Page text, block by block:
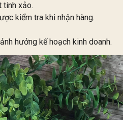
tinh xảo.
kiểm tra khi nhận hàng.
hưởng kế hoạch kinh doanh.